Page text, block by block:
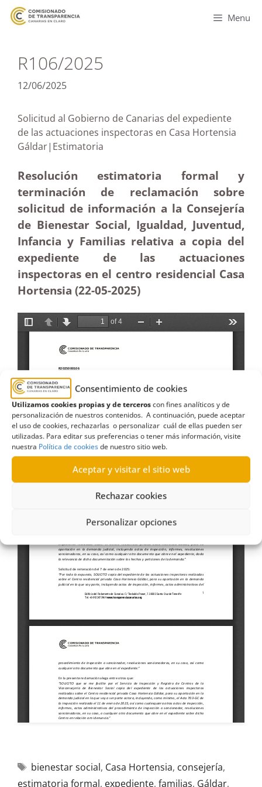
Consentimiento de cookies
Utilizamos cookies propias y de terceroscon fines analíticos y de
personalización de nuestros contenidos. A continuación, puede aceptar
el uso de cookies, rechazarlas o personalizar cuál de ellas pueden ser
utilizadas. Para editar sus preferencias o tener más información, visite
nuestra Política de cookiesde nuestro sitio web.
Aceptar y visitar el sitio web
Rechazar cookies
Personalizar opciones
Menu
R106/2025
12/06/2025
Solicitud al Gobierno de Canarias del expediente
de las actuaciones inspectoras en Casa Hortensia
Gáldar|Estimatoria
Resolución estimatoria formal y
terminación de reclamación sobre
solicitud de información a la Consejería
de Bienestar Social, Igualdad, Juventud,
Infancia y Familias relativa a copia del
expediente de las actuaciones
inspectoras en el centro residencial Casa
Hortensia (22-05-2025)
bienestar social, Casa Hortensia, consejería,
estimatoria formal, expediente, familias, Gáldar,